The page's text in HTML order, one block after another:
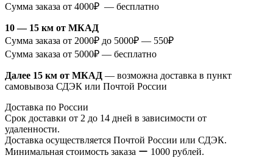
Сумма заказа от 4000₽ — бесплатно
10 — 15 км от МКАД
Сумма заказа от 2000₽ до 5000₽ — 550₽
Сумма заказа от 5000₽ — бесплатно
Далее 15 км от МКАД — возможна доставка в пункт
самовывоза СДЭК или Почтой России
Доставка по России
Срок доставки от 2 до 14 дней в зависимости от
удаленности.
Доставка осуществляется Почтой России или СДЭК.
Минимальная стоимость заказа ー 1000 рублей.